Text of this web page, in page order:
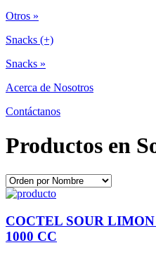
Otros »
Snacks (+)
Snacks »
Acerca de Nosotros
Contáctanos
Productos en
COCTEL SOUR
1000 CC